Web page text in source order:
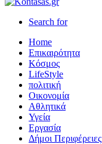
Search for
Home
Επικαιρότητα
Κόσμος
LifeStyle
πολιτική
Οικονομία
Αθλητικά
Υγεία
Εργασία
Δήμοι Περιφέρειες